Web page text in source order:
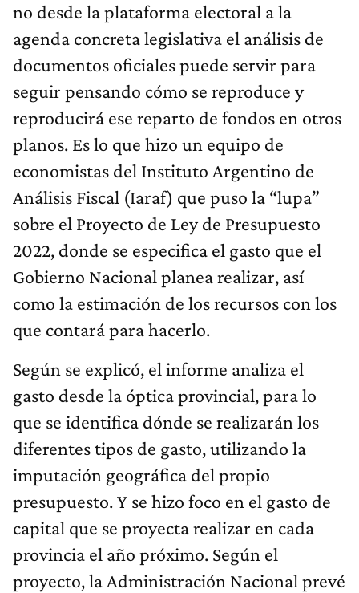
no desde la plataforma electoral a la
agenda concreta legislativa el análisis de
documentos oficiales puede servir para
seguir pensando cómo se reproduce y
reproducirá ese reparto de fondos en otros
planos. Es lo que hizo un equipo de
economistas del Instituto Argentino de
Análisis Fiscal (Iaraf) que puso la “lupa”
sobre el Proyecto de Ley de Presupuesto
2022, donde se especifica el gasto que el
Gobierno Nacional planea realizar, así
como la estimación de los recursos con los
que contará para hacerlo.
Según se explicó, el informe analiza el
gasto desde la óptica provincial, para lo
que se identifica dónde se realizarán los
diferentes tipos de gasto, utilizando la
imputación geográfica del propio
presupuesto. Y se hizo foco en el gasto de
capital que se proyecta realizar en cada
provincia el año próximo. Según el
proyecto, la Administración Nacional prevé